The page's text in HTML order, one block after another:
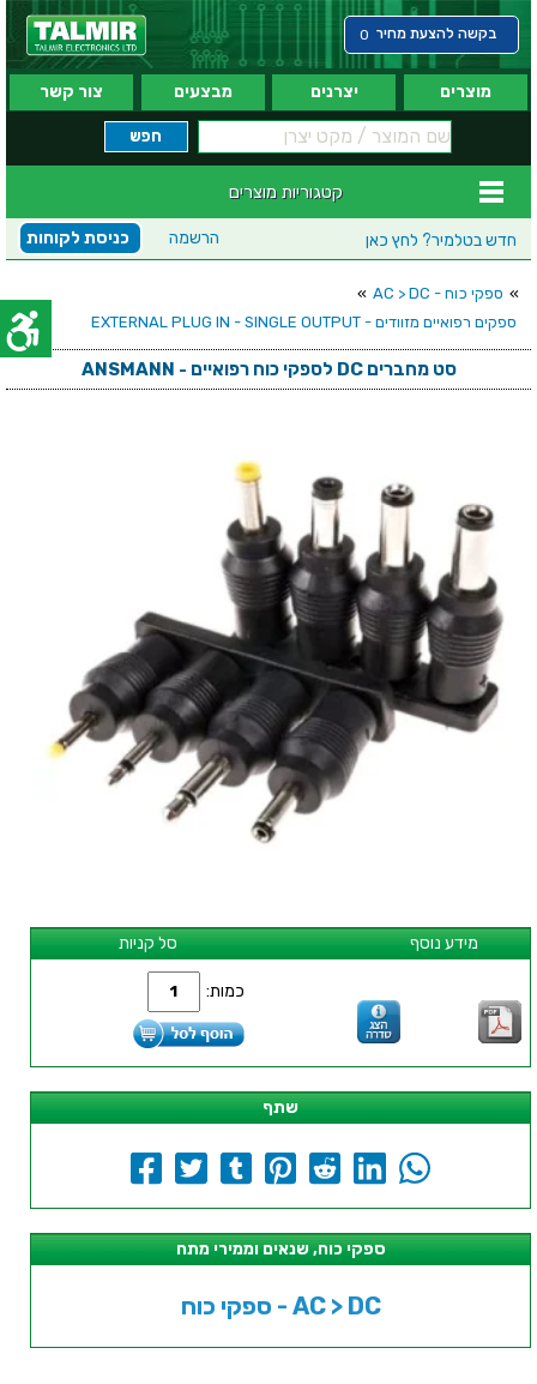
בקשה להצעת מחיר 0
מוצרים יצרנים מבצעים צור קשר
קטגוריות מוצרים
חדש בטלמיר? לחץ כאן כניסת לקוחות הרשמה
» ספקי כוח - AC > DC
»
ספקים רפואיים מזוודים - EXTERNAL PLUG IN - SINGLE OUTPUT
סט מחברים DC לספקי כוח רפואיים - ANSMANN
סל קניות מידע נוסף
כמות:
שתף
ספקי כוח, שנאים וממירי מתח
ספקי כוח - AC > DC